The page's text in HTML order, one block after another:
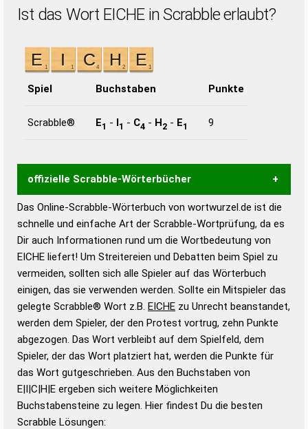
Ist das Wort EICHE in Scrabble erlaubt?
Spiel Buchstaben Punkte
Scrabble® E1 - I1 - C4 - H2 - E1 9
offizielle Scrabble-Wörterbücher
Wortwurzel liefert mit Hilfe eines semantischen
Wortanalyse-Algorithmus gute Anhaltspunkte zu
Wortbedeutung, Worttrennung und Wortform, um die
Gültigkeit eines Wortes für das Scrabble-Spiel zu
bestimmen!
zugelassene Turnier Scrabble-
Wörterbücher sind:
Duden – Standardwerk in 12 Bänden
Duden – Richtiges und gutes
Deutsch
Duden – Die deutsche Grammatik
Duden – Deutsches
Das Online-Scrabble-Wörterbuch von wortwurzel.de ist die
schnelle und einfache Art der Scrabble-Wortprüfung, da es
Dir auch Informationen rund um die Wortbedeutung von
EICHE liefert! Um Streitereien und Debatten beim Spiel zu
vermeiden, sollten sich alle Spieler auf das Wörterbuch
einigen, das sie verwenden werden. Sollte ein Mitspieler das
gelegte Scrabble® Wort z.B. EICHE zu Unrecht beanstandet,
werden dem Spieler, der den Protest vortrug, zehn Punkte
abgezogen. Das Wort verbleibt auf dem Spielfeld, dem
Spieler, der das Wort platziert hat, werden die Punkte für
das Wort gutgeschrieben. Aus den Buchstaben von
E|I|C|H|E ergeben sich weitere Möglichkeiten
Buchstabensteine zu legen. Hier findest Du die besten
Scrabble Lösungen: